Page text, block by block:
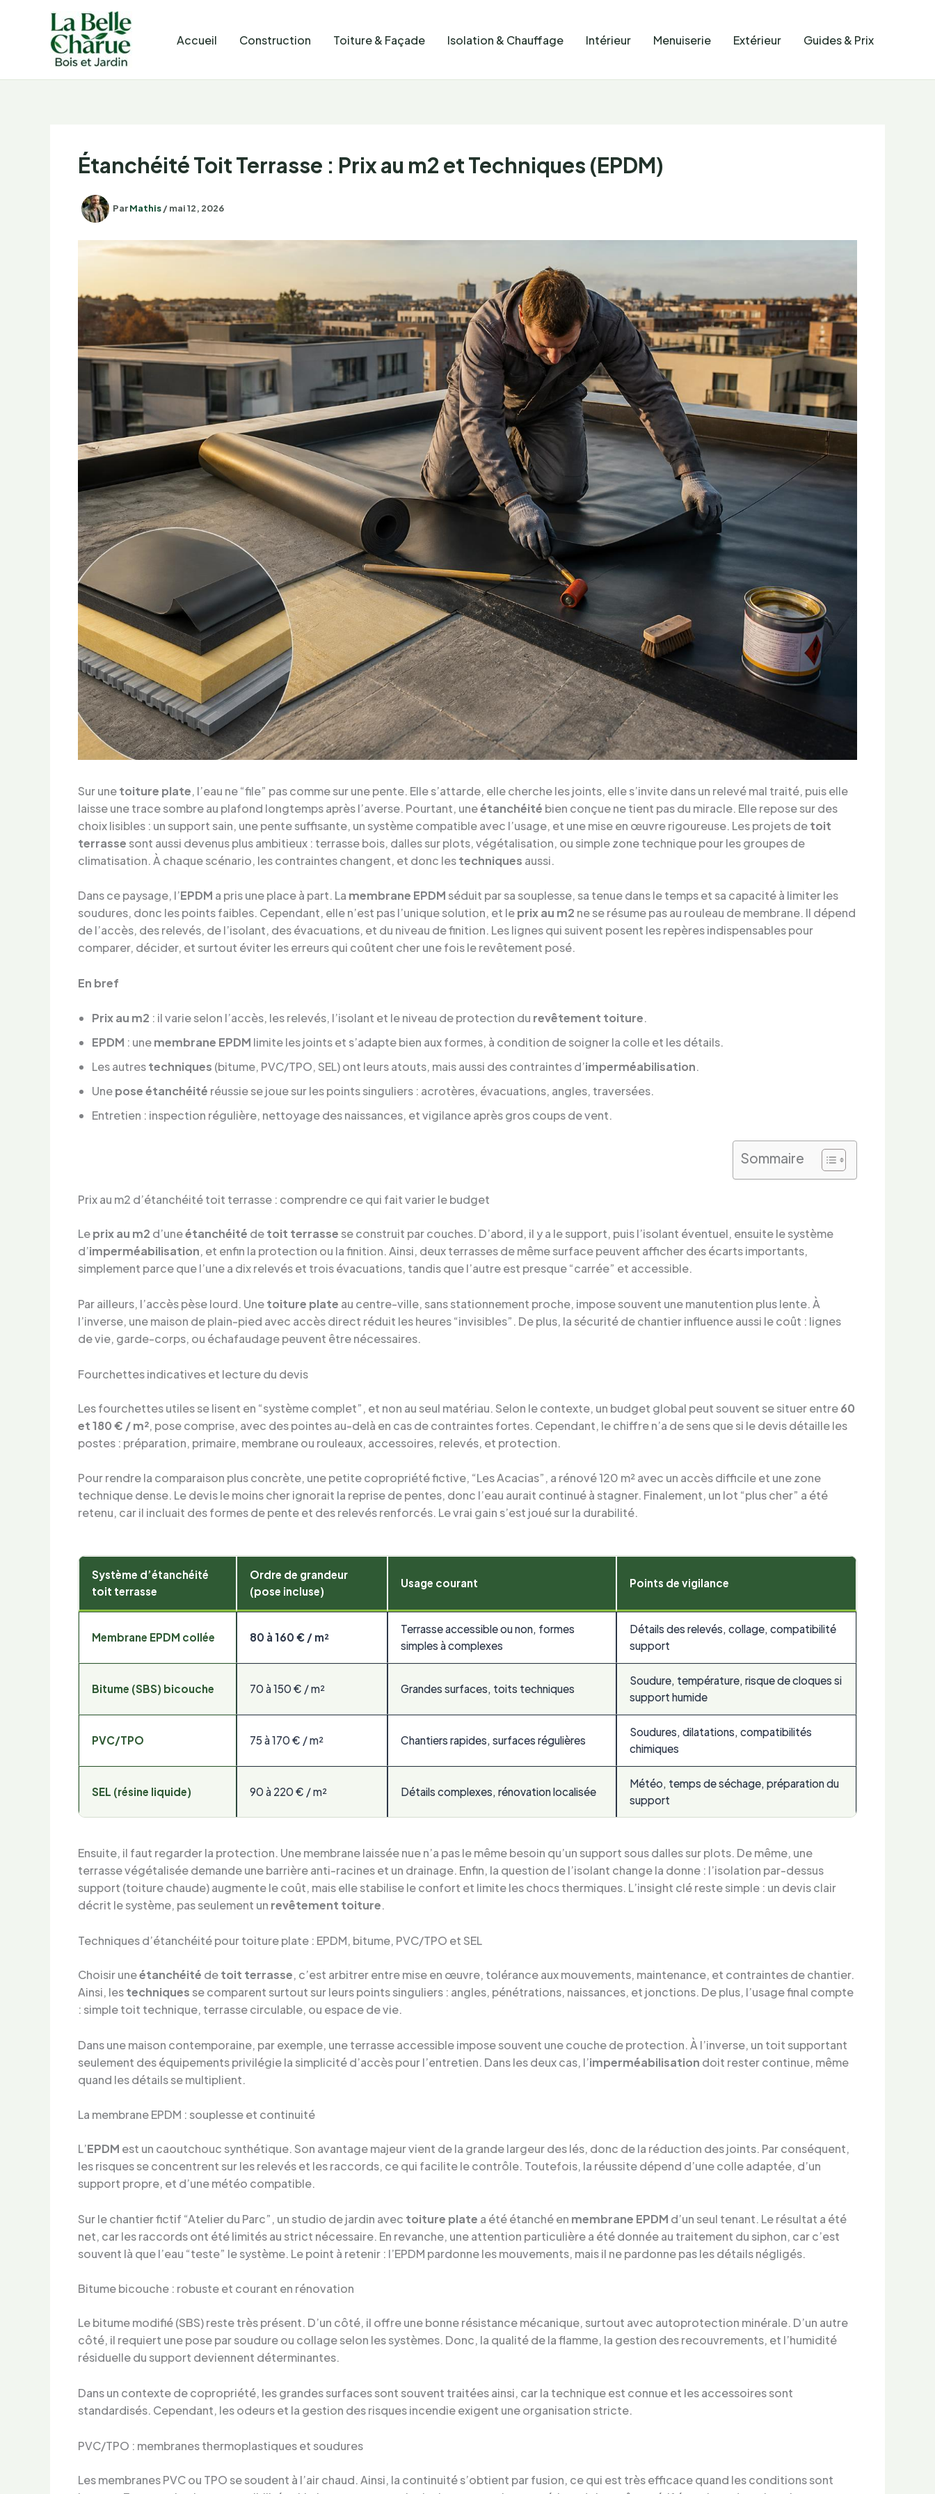
Accueil Construction Toiture & Façade Isolation & Chauffage Intérieur Menuiserie Extérieur Guides & Prix
Étanchéité Toit Terrasse : Prix au m2 et Techniques (EPDM)
ParMathis/mai 12, 2026
Sur unetoiture plate, l’eau ne “file” pas comme sur une pente. Elle s’attarde, elle cherche les joints, elle s’invite dans un relevé mal traité, puis elle
laisse une trace sombre au plafond longtemps après l’averse. Pourtant, uneétanchéité bien conçue ne tient pas du miracle. Elle repose sur des
choix lisibles : un support sain, une pente suffisante, un système compatible avec l’usage, et une mise en œuvre rigoureuse. Les projets detoit
terrasse sont aussi devenus plus ambitieux : terrasse bois, dalles sur plots, végétalisation, ou simple zone technique pour les groupes de
climatisation. À chaque scénario, les contraintes changent, et donc lestechniques aussi.
Dans ce paysage, l’EPDM a pris une place à part. La membrane EPDM séduit par sa souplesse, sa tenue dans le temps et sa capacité à limiter les
soudures, donc les points faibles. Cependant, elle n’est pas l’unique solution, et leprix au m2 ne se résume pas au rouleau de membrane. Il dépend
de l’accès, des relevés, de l’isolant, des évacuations, et du niveau de finition. Les lignes qui suivent posent les repères indispensables pour
comparer, décider, et surtout éviter les erreurs qui coûtent cher une fois le revêtement posé.
En bref
Prix au m2 : il varie selon l’accès, les relevés, l’isolant et le niveau de protection du revêtement toiture.
EPDM : unemembrane EPDM limite les joints et s’adapte bien aux formes, à condition de soigner la colle et les détails.
Les autrestechniques (bitume, PVC/TPO, SEL) ont leurs atouts, mais aussi des contraintes d’imperméabilisation.
Unepose étanchéité réussie se joue sur les points singuliers : acrotères, évacuations, angles, traversées.
Entretien : inspection régulière, nettoyage des naissances, et vigilance après gros coups de vent.
Sommaire
Prix au m2 d’étanchéité toit terrasse : comprendre ce qui fait varier le budget
Leprix au m2 d’uneétanchéité detoit terrasse se construit par couches. D’abord, il y a le support, puis l’isolant éventuel, ensuite le système
d’imperméabilisation, et enfin la protection ou la finition. Ainsi, deux terrasses de même surface peuvent afficher des écarts importants,
simplement parce que l’une a dix relevés et trois évacuations, tandis que l’autre est presque “carrée” et accessible.
Par ailleurs, l’accès pèse lourd. Unetoiture plate au centre-ville, sans stationnement proche, impose souvent une manutention plus lente. À
l’inverse, une maison de plain-pied avec accès direct réduit les heures “invisibles”. De plus, la sécurité de chantier influence aussi le coût : lignes
de vie, garde-corps, ou échafaudage peuvent être nécessaires.
Fourchettes indicatives et lecture du devis
Les fourchettes utiles se lisent en “système complet”, et non au seul matériau. Selon le contexte, un budget global peut souvent se situer entre60
et 180 € / m², pose comprise, avec des pointes au-delà en cas de contraintes fortes. Cependant, le chiffre n’a de sens que si le devis détaille les
postes : préparation, primaire, membrane ou rouleaux, accessoires, relevés, et protection.
Pour rendre la comparaison plus concrète, une petite copropriété fictive, “Les Acacias”, a rénové 120 m² avec un accès difficile et une zone
technique dense. Le devis le moins cher ignorait la reprise de pentes, donc l’eau aurait continué à stagner. Finalement, un lot “plus cher” a été
retenu, car il incluait des formes de pente et des relevés renforcés. Le vrai gain s’est joué sur la durabilité.
Système d’étanchéité
toit terrasse
Ordre de grandeur
(pose incluse)
Usage courant Points de vigilance
Membrane EPDM collée 80 à 160 € / m²
Terrasse accessible ou non, formes
simples à complexes
Détails des relevés, collage, compatibilité
support
Bitume (SBS) bicouche 70 à 150 € / m² Grandes surfaces, toits techniques
Soudure, température, risque de cloques si
support humide
PVC/TPO 75 à 170 € / m² Chantiers rapides, surfaces régulières
Soudures, dilatations, compatibilités
chimiques
SEL (résine liquide) 90 à 220 € / m² Détails complexes, rénovation localisée
Météo, temps de séchage, préparation du
support
Ensuite, il faut regarder la protection. Une membrane laissée nue n’a pas le même besoin qu’un support sous dalles sur plots. De même, une
terrasse végétalisée demande une barrière anti-racines et un drainage. Enfin, la question de l’isolant change la donne : l’isolation par-dessus
support (toiture chaude) augmente le coût, mais elle stabilise le confort et limite les chocs thermiques. L’insight clé reste simple : un devis clair
décrit le système, pas seulement un revêtement toiture.
Techniques d’étanchéité pour toiture plate : EPDM, bitume, PVC/TPO et SEL
Choisir uneétanchéité detoit terrasse, c’est arbitrer entre mise en œuvre, tolérance aux mouvements, maintenance, et contraintes de chantier.
Ainsi, lestechniques se comparent surtout sur leurs points singuliers : angles, pénétrations, naissances, et jonctions. De plus, l’usage final compte
: simple toit technique, terrasse circulable, ou espace de vie.
Dans une maison contemporaine, par exemple, une terrasse accessible impose souvent une couche de protection. À l’inverse, un toit supportant
seulement des équipements privilégie la simplicité d’accès pour l’entretien. Dans les deux cas, l’imperméabilisation doit rester continue, même
quand les détails se multiplient.
La membrane EPDM : souplesse et continuité
L’EPDM est un caoutchouc synthétique. Son avantage majeur vient de la grande largeur des lés, donc de la réduction des joints. Par conséquent,
les risques se concentrent sur les relevés et les raccords, ce qui facilite le contrôle. Toutefois, la réussite dépend d’une colle adaptée, d’un
support propre, et d’une météo compatible.
Sur le chantier fictif “Atelier du Parc”, un studio de jardin avec toiture plate a été étanché en membrane EPDM d’un seul tenant. Le résultat a été
net, car les raccords ont été limités au strict nécessaire. En revanche, une attention particulière a été donnée au traitement du siphon, car c’est
souvent là que l’eau “teste” le système. Le point à retenir : l’EPDM pardonne les mouvements, mais il ne pardonne pas les détails négligés.
Bitume bicouche : robuste et courant en rénovation
Le bitume modifié (SBS) reste très présent. D’un côté, il offre une bonne résistance mécanique, surtout avec autoprotection minérale. D’un autre
côté, il requiert une pose par soudure ou collage selon les systèmes. Donc, la qualité de la flamme, la gestion des recouvrements, et l’humidité
résiduelle du support deviennent déterminantes.
Dans un contexte de copropriété, les grandes surfaces sont souvent traitées ainsi, car la technique est connue et les accessoires sont
standardisés. Cependant, les odeurs et la gestion des risques incendie exigent une organisation stricte.
PVC/TPO : membranes thermoplastiques et soudures
Les membranes PVC ou TPO se soudent à l’air chaud. Ainsi, la continuité s’obtient par fusion, ce qui est très efficace quand les conditions sont